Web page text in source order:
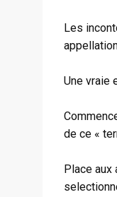
Les
Une vraie
de ce «
Place aux